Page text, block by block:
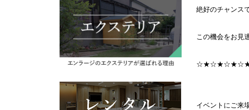
絶好のチャンス
この機会をお見
イベントにご来